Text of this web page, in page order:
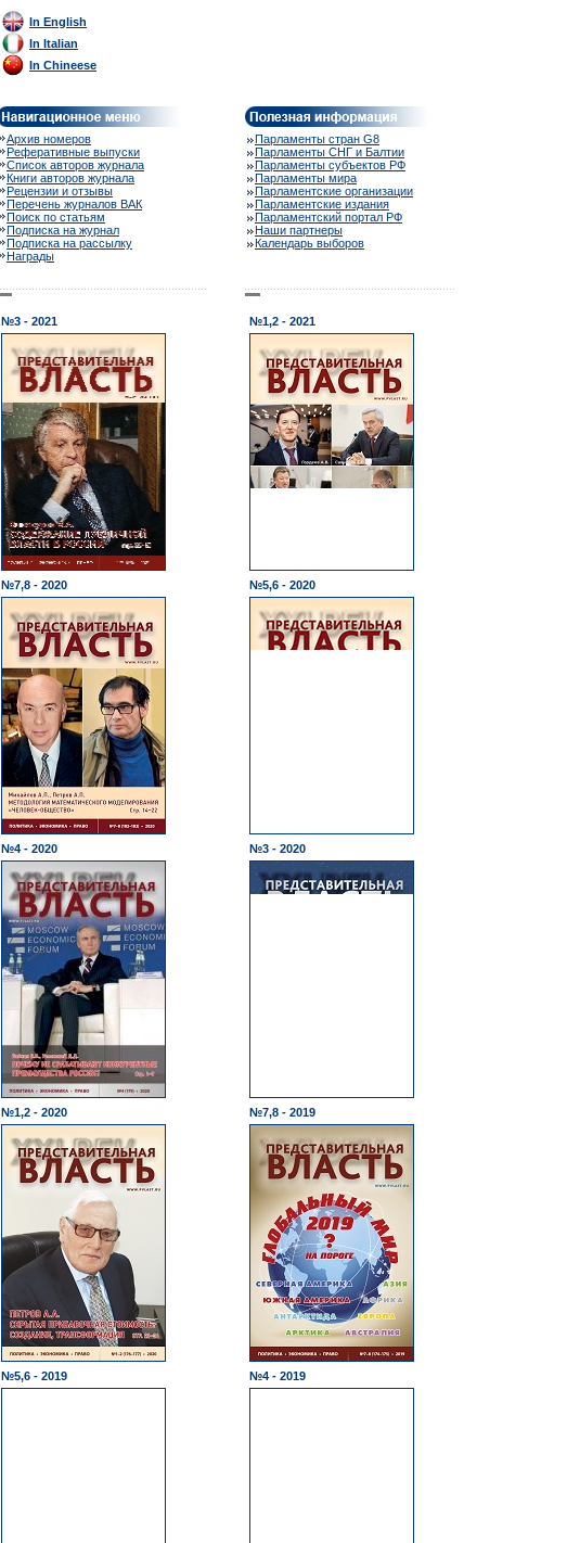
In English
In Italian
In Chineese
Архив номеров
Реферативные выпуски
Список авторов журнала
Книги авторов журнала
Рецензии и отзывы
Перечень журналов ВАК
Поиск по статьям
Подписка на журнал
Подписка на рассылку
Награды
Парламенты стран G8
Парламенты СНГ и Балтии
Парламенты субъектов РФ
Парламенты мира
Парламентские организации
Парламентские издания
Парламентский портал РФ
Наши партнеры
Календарь выборов
№3 - 2021 №1,2 - 2021
№7,8 - 2020 №5,6 - 2020
№4 - 2020 №3 - 2020
№1,2 - 2020 №7,8 - 2019
№5,6 - 2019 №4 - 2019